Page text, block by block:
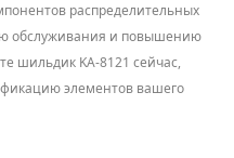
распределительных
обслуживания и повышению
шильдик KA-8121 сейчас,
элементов вашего